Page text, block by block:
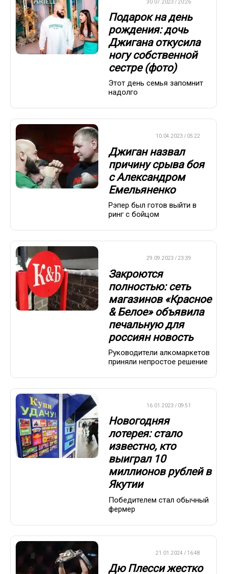
30.07.2023 / 20:26
Подарок на день
рождения: дочь
Джигана откусила
ногу собственной
сестре (фото)
Этот день семья запомнит
надолго
10.04.2023 / 05:22
Джиган назвал
причину срыва боя
с Александром
Емельяненко
Рэпер был готов выйти в
ринг с бойцом
29.09.2023 / 23:39
Закроются
полностью: сеть
магазинов «Красное
& Белое» объявила
печальную для
россиян новость
Руководители алкомаркетов
приняли непростое решение
16.01.2023 / 09:51
Новогодняя
лотерея: стало
известно, кто
выиграл 10
миллионов рублей в
Якутии
Победителем стал обычный
фермер
21.01.2024 / 16:48
Дю Плесси жестко